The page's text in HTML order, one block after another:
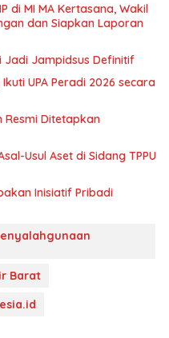
di MI MA Kertasana, Wakil
dan Siapkan Laporan
Jadi Jampidsus Definitif
UPA Peradi 2026 secara
Resmi Ditetapkan
Usul Aset di Sidang TPPU
Inisiatif Pribadi
Barat